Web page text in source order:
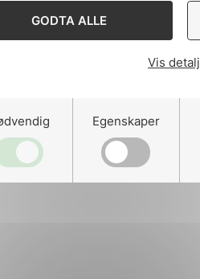
GODTA ALLE
Vis
Egenskaper